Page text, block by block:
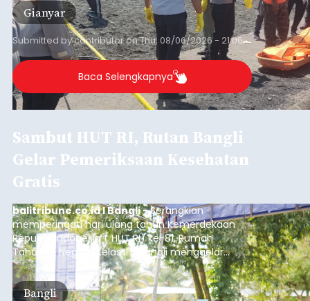
Gianyar
Submitted bycontributoronThu, 08/06/2026 - 21:06
Baca Selengkapnya
Sambut HUT RI, Rutan Bangli
Gelar Pemeriksaan Kesehatan
Gratis
balitribune.co.id I Bangli -Serangkian
memperingati hari ulang tahun Kemerdekaan
Republik Indonesia ( HUT RI) ke-81, Rumah
Tahanan Negara Kelas II B Bangli menggelar
kegiatan pemeriksaan kesehatan gratis, Rabu
(6/8/2026).
Bangli